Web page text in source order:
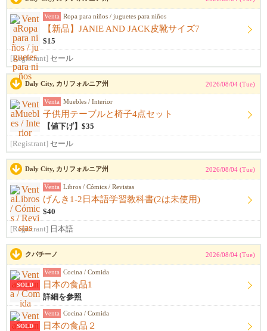
Venta Ropa para niños / juguetes para niños
【新品】JANIE AND JACK皮靴サイズ7
$15
[Registrant] セール
Daly City, カリフォルニア州 2026/08/04 (Tue)
Venta Muebles / Interior
子供用テーブルと椅子4点セット
【値下げ】$35
[Registrant] セール
Daly City, カリフォルニア州 2026/08/04 (Tue)
Venta Libros / Cómics / Revistas
げんき1-2日本語学習教科書(2は未使用)
$40
[Registrant] 日本語
クパチーノ 2026/08/04 (Tue)
SOLD
Venta Cocina / Comida
日本の食品1
詳細を参照
SOLD
Venta Cocina / Comida
日本の食品２